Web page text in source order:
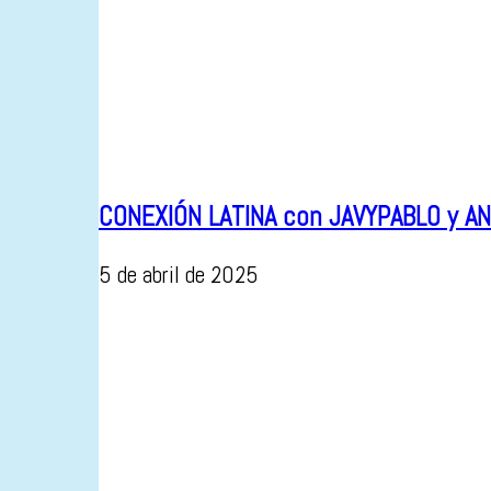
CONEXIÓN LATINA con JAVYPABLO y
5 de abril de 2025